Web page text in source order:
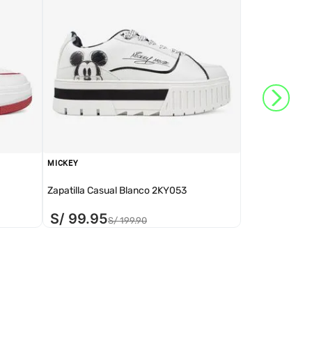
MICKEY
Zapatilla Casual Blanco 2KY053
S/ 99.95S/ 199.90